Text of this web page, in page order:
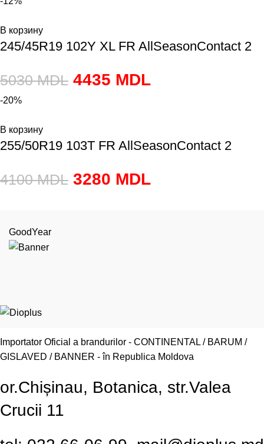
В корзину
245/45R19 102Y XL FR AllSeasonContact 2
5030MDL 4435 MDL
-20%
В корзину
255/50R19 103T FR AllSeasonContact 2
4100MDL 3280 MDL
GoodYear
Importator Oficial a brandurilor - CONTINENTAL / BARUM /
GISLAVED / BANNER - în Republica Moldova
or.Chișinau, Botanica, str.Valea
Crucii 11